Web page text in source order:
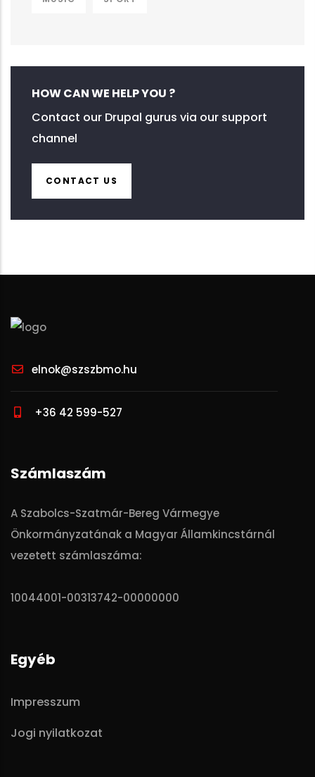
HOW CAN WE HELP YOU ?
Contact our Drupal gurus via our support
channel
CONTACT US
elnok@szszbmo.hu
+36 42 599-527
Számlaszám
A Szabolcs-Szatmár-Bereg Vármegye
Önkormányzatának a Magyar Államkincstárnál
vezetett számlaszáma:
10044001-00313742-00000000
Egyéb
Impresszum
Jogi nyilatkozat